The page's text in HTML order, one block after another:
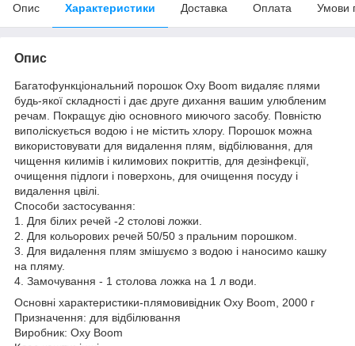
Опис Характеристики Доставка Оплата Умови
Опис
Багатофункціональний порошок Oxy Boom видаляє плями
будь-якої складності і дає друге дихання вашим улюбленим
речам. Покращує дію основного миючого засобу. Повністю
виполіскується водою і не містить хлору. Порошок можна
використовувати для видалення плям, відбілювання, для
чищення килимів і килимових покриттів, для дезінфекції,
очищення підлоги і поверхонь, для очищення посуду і
видалення цвілі.
Способи застосування:
1. Для білих речей -2 столові ложки.
2. Для кольорових речей 50/50 з пральним порошком.
3. Для видалення плям змішуємо з водою і наносимо кашку
на пляму.
4. Замочування - 1 столова ложка на 1 л води.
Основні характеристики-плямовивідник Oxy Boom, 2000 г
Призначення: для відбілювання
Виробник: Oxy Boom